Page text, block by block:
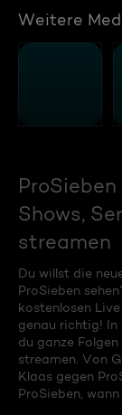
Weitere
Shows,
streamen
Du willst die
ProSieben
kostenlosen
genau richtig! In
du ganze
streamen. Von
Klaas gegen
ProSieben,